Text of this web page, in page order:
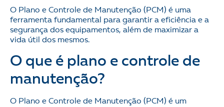
O Plano e Controle de Manutenção (PCM) é uma
ferramenta fundamental para garantir a eficiência e a
segurança dos equipamentos, além de maximizar a
vida útil dos mesmos.
O que é plano e controle de
manutenção?
O Plano e Controle de Manutenção (PCM) é um